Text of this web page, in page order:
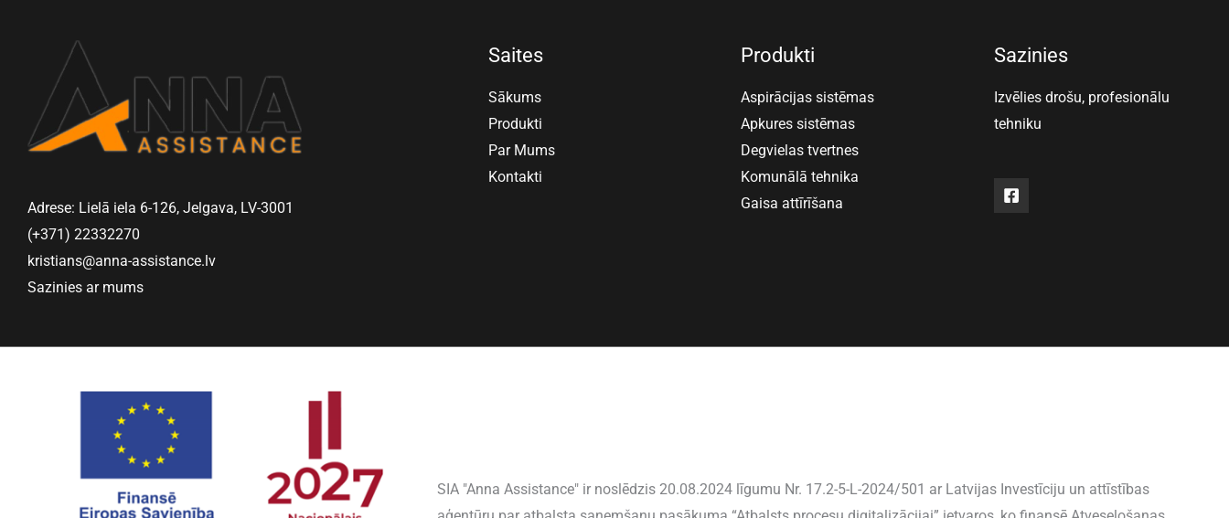
Adrese: Lielā iela 6-126, Jelgava, LV-3001
(+371) 22332270
kristians@anna-assistance.lv
Sazinies ar mums
Saites
Sākums
Produkti
Par Mums
Kontakti
Produkti
Aspirācijas sistēmas
Apkures sistēmas
Degvielas tvertnes
Komunālā tehnika
Gaisa attīrīšana
Sazinies
Izvēlies drošu, profesionālu
tehniku
SIA "Anna Assistance" ir noslēdzis 20.08.2024 līgumu Nr. 17.2-5-L-2024/501 ar Latvijas Investīciju un attīstības